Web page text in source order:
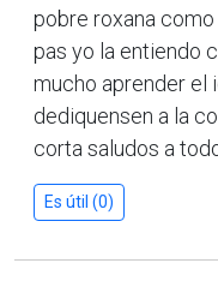
pobre roxana
pas yo la entiendo
mucho aprender el
dediquensen a la
corta saludos a
Es útil (0)